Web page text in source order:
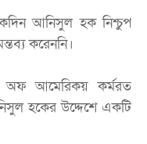
আনিসুল হক নিশ্চুপ
করেননি।
আমেরিকয় কর্মরত
হকের উদ্দেশে একটি